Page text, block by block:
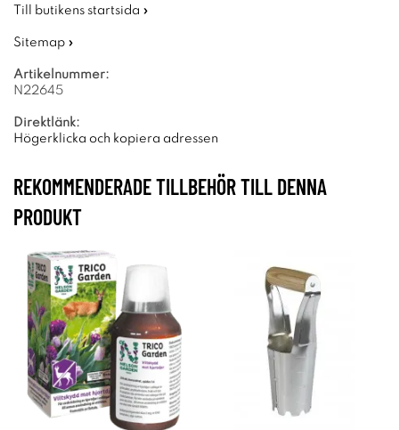
Till butikens startsida »
Sitemap »
Artikelnummer:
N22645
Direktlänk:
Högerklicka och kopiera adressen
REKOMMENDERADE TILLBEHÖR TILL DENNA
PRODUKT